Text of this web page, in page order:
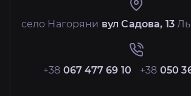
село Нагоряни вул Садова, 13
+38 067 477 69 10 +38 050